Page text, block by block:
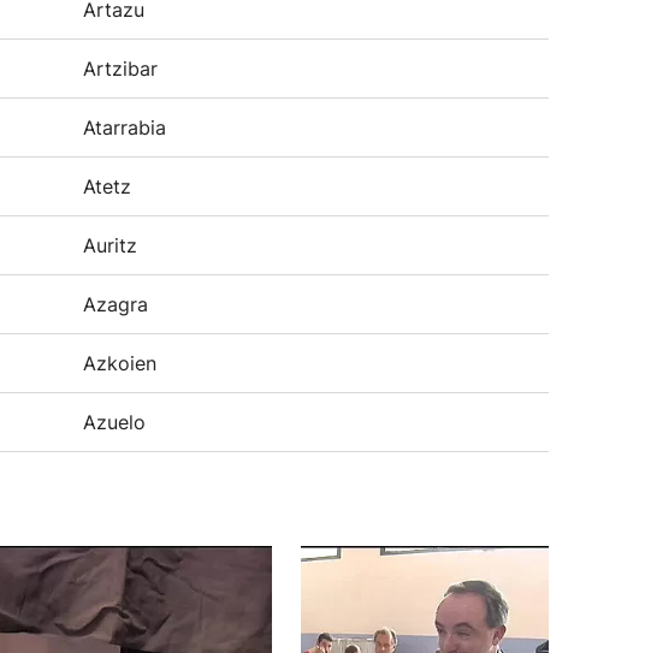
Artazu
Artzibar
Atarrabia
Atetz
Auritz
Azagra
Azkoien
Azuelo